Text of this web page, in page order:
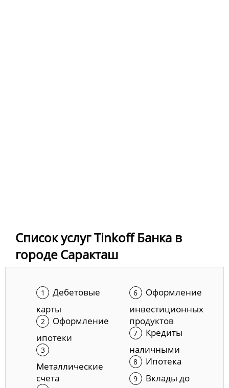
Список услуг Tinkoff Банка в
городе Саракташ
Дебетовые
карты
Оформление
ипотеки
Металлические
счета
Оформление
инвестиционных
продуктов
Кредиты
наличными
Ипотека
Вклады до